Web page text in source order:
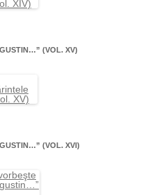
(VOL. XV)
(VOL. XVI)